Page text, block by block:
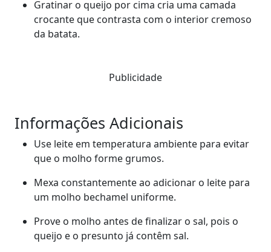
Gratinar o queijo por cima cria uma camada
crocante que contrasta com o interior cremoso
da batata.
Publicidade
Informações Adicionais
Use leite em temperatura ambiente para evitar
que o molho forme grumos.
Mexa constantemente ao adicionar o leite para
um molho bechamel uniforme.
Prove o molho antes de finalizar o sal, pois o
queijo e o presunto já contêm sal.